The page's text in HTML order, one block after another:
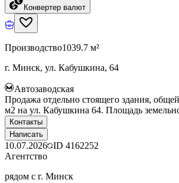
Конвертер валют
Производство1039.7 м²
г. Минск, ул. Кабушкина, 64
Автозаводская
Продажа отдельно стоящего здания,
м2 на ул. Кабушкина 64. Площадь
Контакты
Написать
10.07.2026 ID 4162252
Агентство
рядом с г. Минск